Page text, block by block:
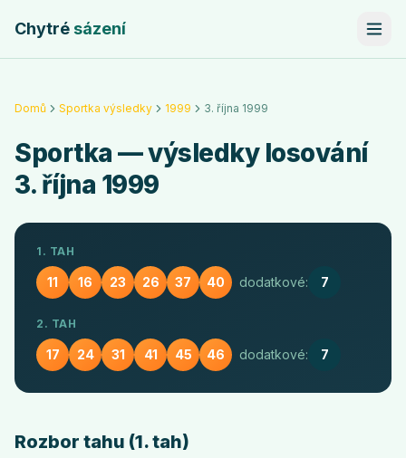
Chytrésázení
Domů Sportka výsledky 1999 3. října 1999
Sportka — výsledky losování
3. října 1999
1. TAH
11 16 23 26 37 40 dodatkové: 7
2. TAH
17 24 31 41 45 46 dodatkové: 7
Rozbor tahu (1. tah)